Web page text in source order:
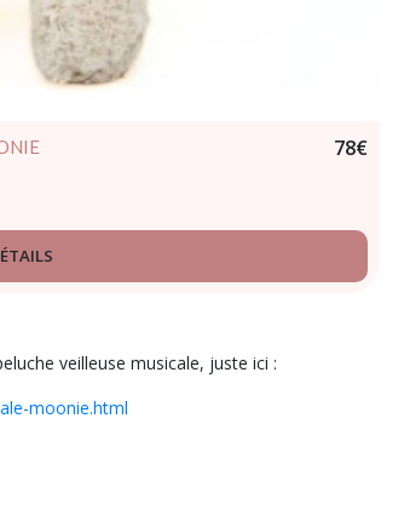
78€
veilleuse musicale, juste ici :
moonie.html